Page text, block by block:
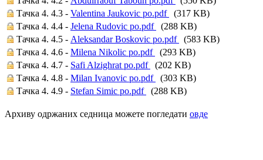
Тачка 4. 4.3 - Valentina Jaukovic po.pdf
(317 KB)
Тачка 4. 4.4 - Jelena Rudovic po.pdf
(288 KB)
Тачка 4. 4.5 - Aleksandar Boskovic po.pdf
(583 KB)
Тачка 4. 4.6 - Milena Nikolic po.pdf
(293 KB)
Тачка 4. 4.7 - Safi Alzighrat po.pdf
(202 KB)
Тачка 4. 4.8 - Milan Ivanovic po.pdf
(303 KB)
Тачка 4. 4.9 - Stefan Simic po.pdf (288 KB)
Архиву одржаних седница можете погледати овде